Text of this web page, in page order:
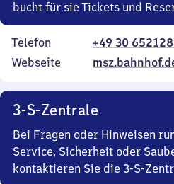
bucht für sie Tickets und
Telefon
+49 30
Webseite
3-S-Zentrale
Bei Fragen oder Hinweisen
Service, Sicherheit oder
kontaktieren Sie die 3-S-